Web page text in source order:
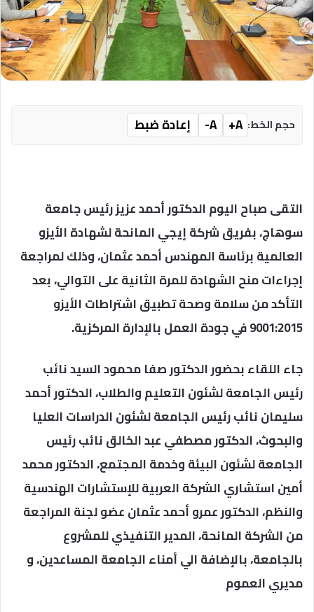
حجم الخط: A+
A- إعادة ضبط
التقى صباح اليوم الدكتور أحمد عزيز رئيس جامعة
سوهاج، بفريق شركة إيجي المانحة لشهادة الأيزو
العالمية برئاسة المهندس أحمد عثمان، وذلك لمراجعة
إجراءات منح الشهادة للمرة الثانية على التوالي، بعد
التأكد من سلامة وصحة تطبيق اشتراطات الأيزو
9001:2015 في جودة العمل بالإدارة المركزية.
جاء اللقاء بحضور الدكتور صفا محمود السيد نائب
رئيس الجامعة لشئون التعليم والطلاب، الدكتور أحمد
سليمان نائب رئيس الجامعة لشئون الدراسات العليا
والبحوث، الدكتور مصطفي عبد الخالق نائب رئيس
الجامعة لشئون البيئة وخدمة المجتمع، الدكتور محمد
أمين استشاري الشركة العربية للإستشارات الهندسية
والنظم، الدكتور عمرو أحمد عثمان عضو لجنة المراجعة
من الشركة المانحة، المدير التنفيذي للمشروع
بالجامعة، بالإضافة الي أمناء الجامعة المساعدين، و
مديري العموم